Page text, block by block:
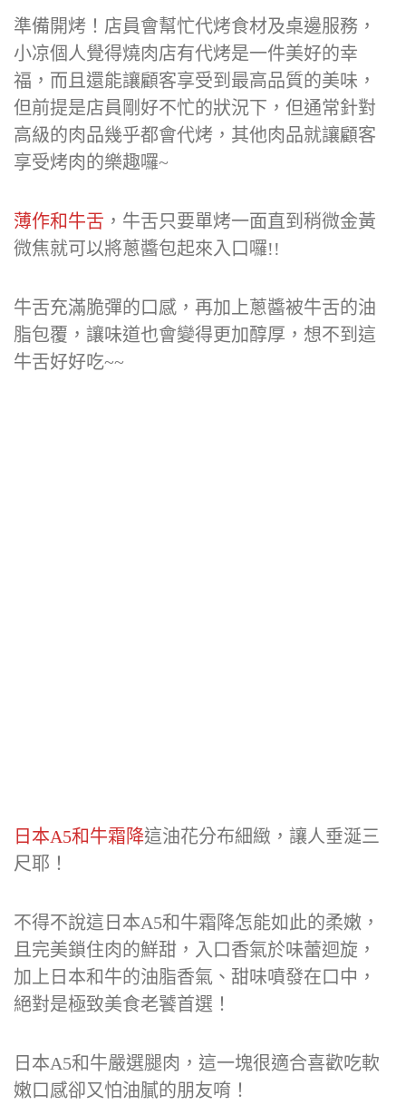
準備開烤！店員會幫忙代烤食材及桌邊服務，
小凉個人覺得燒肉店有代烤是一件美好的幸
福，而且還能讓顧客享受到最高品質的美味，
但前提是店員剛好不忙的狀況下，但通常針對
高級的肉品幾乎都會代烤，其他肉品就讓顧客
薄作和牛舌，牛舌只要單烤一面直到稍微金黃
牛舌充滿脆彈的口感，再加上蔥醬被牛舌的油
脂包覆，讓味道也會變得更加醇厚，想不到這
日本A5和牛霜降
不得不說這日本A5和牛霜降怎能如此的柔嫩，
且完美鎖住肉的鮮甜，入口香氣於味蕾迴旋，
加上日本和牛的油脂香氣、甜味噴發在口中，
日本A5和牛嚴選腿肉，這一塊很適合喜歡吃軟